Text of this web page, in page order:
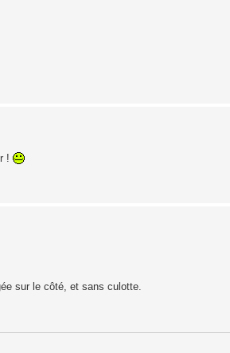
!
sur le côté, et sans culotte.